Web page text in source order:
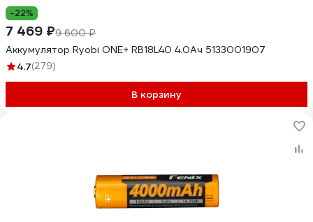
-22%
7 469 ₽9 600 ₽
Аккумулятор Ryobi ONE+ RB18L40 4.0Ач 5133001907
4.7(279)
В корзину